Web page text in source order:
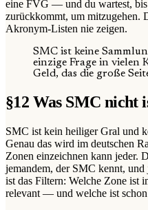
eine FVG — und du wartest, bis
zurückkommt, um mitzugehen.
Akronym-Listen nie zeigen.
SMC ist keine
einzige Frage in vielen
Geld, das die große
§12 Was SMC nicht
SMC ist kein heiliger Gral und
Genau das wird im deutschen
Zonen einzeichnen kann jeder.
jemandem, der SMC kennt,
ist das Filtern: Welche Zone ist
relevant — und welche ist schon